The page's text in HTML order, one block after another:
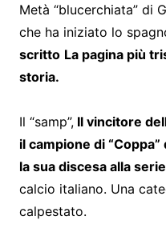
Metà “blucerchiata” di
che ha iniziato lo
scritto La pagina più
storia.
Il “samp”,Il vincitore
il campione di
la sua discesa alla
calcio italiano. Una
calpestato.